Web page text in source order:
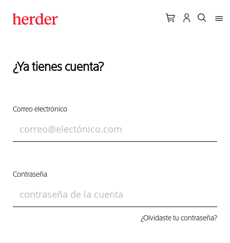
¿Ya tienes cuenta?
Correo electrónico
Contraseña
¿Olvidaste tu contraseña?